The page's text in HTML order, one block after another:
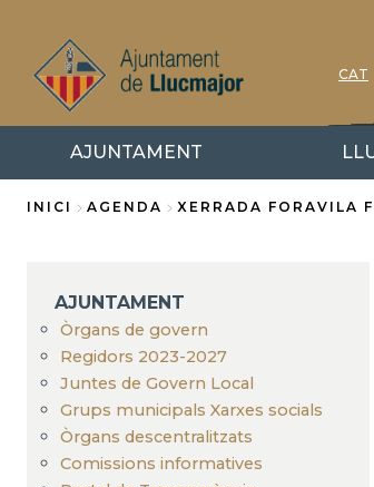
contingut
CAT
AJUNTAMENT
d'Ariadna
INICI AGENDA XERRADA FORAVILA
AJUNTAMENT
Òrgans de govern
Regidors 2023-2027
Juntes de Govern Local
Grups municipals Xarxes socials
Òrgans descentralitzats
Comissions informatives